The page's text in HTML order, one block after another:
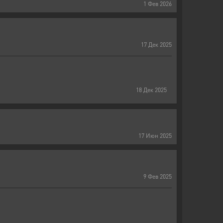
1 Фев 2026
17 Дек 2025
18 Дек 2025
17 Июн 2025
9 Фев 2025